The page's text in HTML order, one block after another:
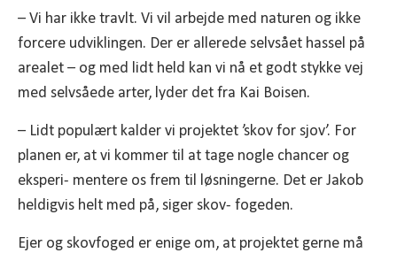
– Vi har ikke travlt. Vi vil arbejde med naturen og ikke
forcere udviklingen. Der er allerede selvsået hassel på
arealet – og med lidt held kan vi nå et godt stykke vej
med selvsåede arter, lyder det fra Kai Boisen.
– Lidt populært kalder vi projektet ’skov for sjov’. For
planen er, at vi kommer til at tage nogle chancer og
eksperi- mentere os frem til løsningerne. Det er Jakob
heldigvis helt med på, siger skov- fogeden.
Ejer og skovfoged er enige om, at projektet gerne må